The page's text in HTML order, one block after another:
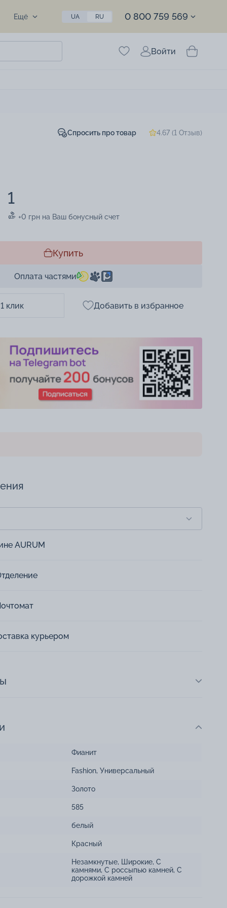
Ещё UA RU 0 800 759 569
Войти
Спросить про товар 4.67 (1 Отзыв)
1
+0 грн на Ваш бонусный счет
Купить
Оплата частями
клик Добавить в избранное
AURUM
курьером
Фианит
Fashion, Универсальный
Золото
585
белый
Красный
Незамкнутые, Широкие, С
камнями, С россыпью камней, С
дорожкой камней